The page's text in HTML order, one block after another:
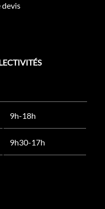
devis
9h-18h
9h30-17h